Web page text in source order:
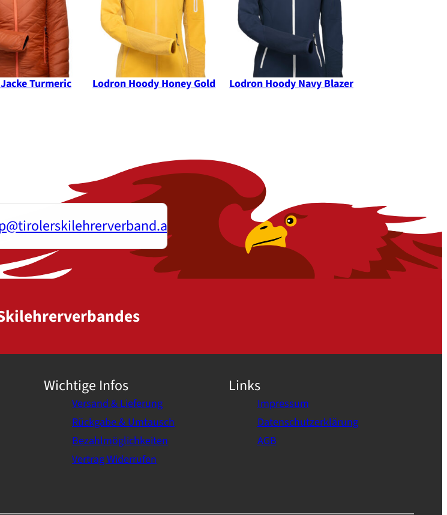
Turmeric Lodron Hoody Honey Gold Lodron Hoody Navy Blazer
Wichtige Infos
Versand & Lieferung
Rückgabe & Umtausch
Bezahlmöglichkeiten
Vertrag Widerrufen
Links
Impressum
Datenschutzerklärung
AGB